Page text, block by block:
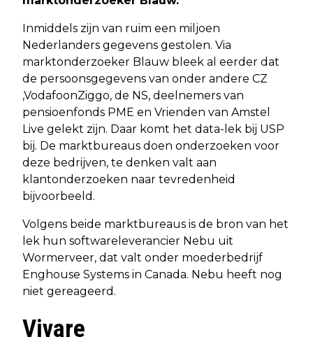
Inmiddels zijn van ruim een miljoen
Nederlanders gegevens gestolen. Via
marktonderzoeker Blauw bleek al eerder dat
de persoonsgegevens van onder andere CZ
,VodafoonZiggo, de NS, deelnemers van
pensioenfonds PME en Vrienden van Amstel
Live gelekt zijn. Daar komt het data-lek bij USP
bij. De marktbureaus doen onderzoeken voor
deze bedrijven, te denken valt aan
klantonderzoeken naar tevredenheid
bijvoorbeeld.
Volgens beide marktbureaus is de bron van het
lek hun softwareleverancier Nebu uit
Wormerveer, dat valt onder moederbedrijf
Enghouse Systems in Canada. Nebu heeft nog
niet gereageerd.
Vivare